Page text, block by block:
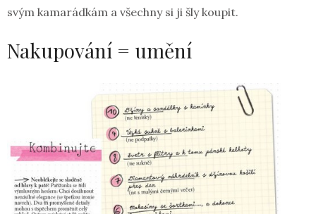
svým kamarádkám a všechny si ji šly koupit.
Nakupování = umění